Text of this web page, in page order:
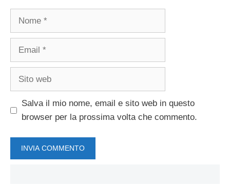
Nome
Email
Sito
Salva il mio nome, email e sito web in questo
browser per la prossima volta che commento.